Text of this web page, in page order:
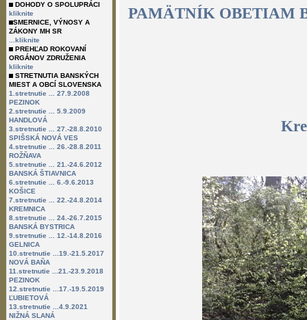
DOHODY O SPOLUPRÁCI
kliknite
SMERNICE, VÝNOSY A
ZÁKONY MH SR
...kliknite
PREHĽAD ROKOVANÍ
ORGÁNOV ZDRUŽENIA
kliknite
STRETNUTIA BANSKÝCH
MIEST A OBCÍ SLOVENSKA
1.stretnutie ... 27.9.2008
PEZINOK
2.stretnutie ... 5.9.2009
HANDLOVÁ
3.stretnutie ... 27.-28.8.2010
SPIŠSKÁ NOVÁ VES
4.stretnutie ... 26.-28.8.2011
ROŽŇAVA
5.stretnutie ... 21.-24.6.2012
BANSKÁ ŠTIAVNICA
6.stretnutie ... 6.-9.6.2013
KOŠICE
7.stretnutie ... 22.-24.8.2014
KREMNICA
8.stretnutie ... 24.-26.7.2015
BANSKÁ BYSTRICA
9.stretnutie ... 12.-14.8.2016
GELNICA
10.stretnutie ...19.-21.5.2017
NOVÁ BAŇA
11.stretnutie ...21.-23.9.2018
PEZINOK
12.stretnutie ...17.-19.5.2019
ĽUBIETOVÁ
13.stretnutie ...4.9.2021
NIŽNÁ SLANÁ
PAMÄTNÍK OBETIAM